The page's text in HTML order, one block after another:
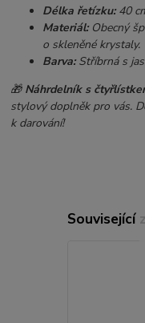
Délka řetízku:40
Materiál:Obecný
o skleněné krystaly.
Barva:Stříbrná s
🎁 Náhrdelník s
stylový doplněk pro vás.
k darování!
Související